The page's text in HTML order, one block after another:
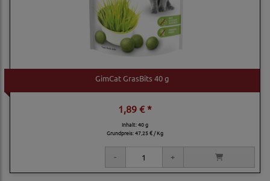
GimCat GrasBits 40 g
1,89 € *
Inhalt: 40 g
Grundpreis:47,25 € / Kg